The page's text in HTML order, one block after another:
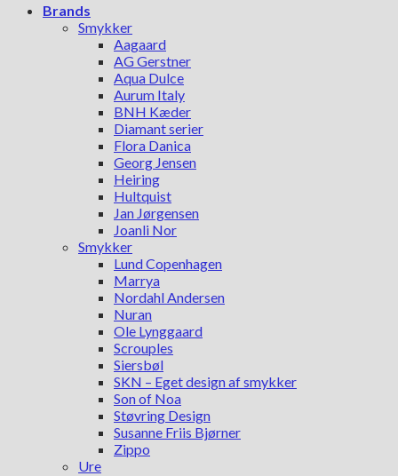
Brands
Smykker
Aagaard
AG Gerstner
Aqua Dulce
Aurum Italy
BNH Kæder
Diamant serier
Flora Danica
Georg Jensen
Heiring
Hultquist
Jan Jørgensen
Joanli Nor
Smykker
Lund Copenhagen
Marrya
Nordahl Andersen
Nuran
Ole Lynggaard
Scrouples
Siersbøl
SKN – Eget design af smykker
Son of Noa
Støvring Design
Susanne Friis Bjørner
Zippo
Ure